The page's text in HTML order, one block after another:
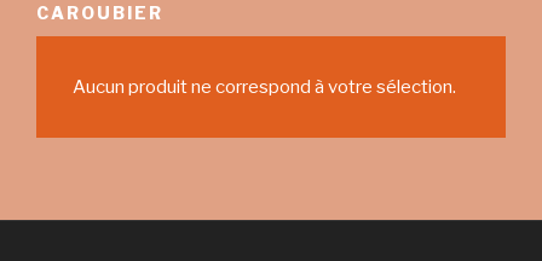
CAROUBIER
Aucun produit ne correspond à votre sélection.